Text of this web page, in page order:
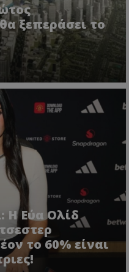
ξεπεράσει το
Η Εύα Ολίδ
το 60% είναι